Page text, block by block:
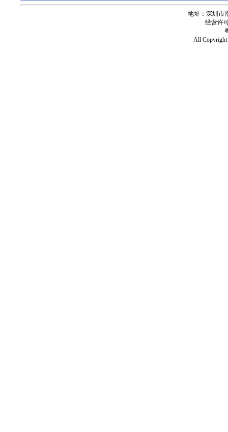
地址：深圳市
经营许
All